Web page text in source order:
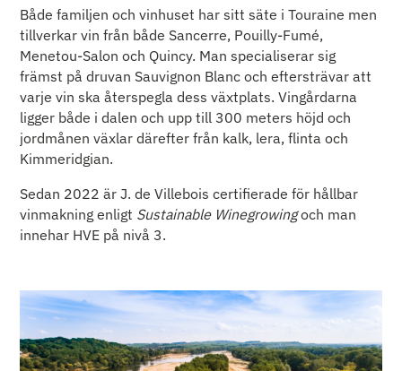
Både familjen och vinhuset har sitt säte i Touraine men
tillverkar vin från både Sancerre, Pouilly-Fumé,
Menetou-Salon och Quincy. Man specialiserar sig
främst på druvan Sauvignon Blanc och eftersträvar att
varje vin ska återspegla dess växtplats. Vingårdarna
ligger både i dalen och upp till 300 meters höjd och
jordmånen växlar därefter från kalk, lera, flinta och
Kimmeridgian.
Sedan 2022 är J. de Villebois certifierade för hållbar
vinmakning enligt Sustainable Winegrowingoch man
innehar HVE på nivå 3.